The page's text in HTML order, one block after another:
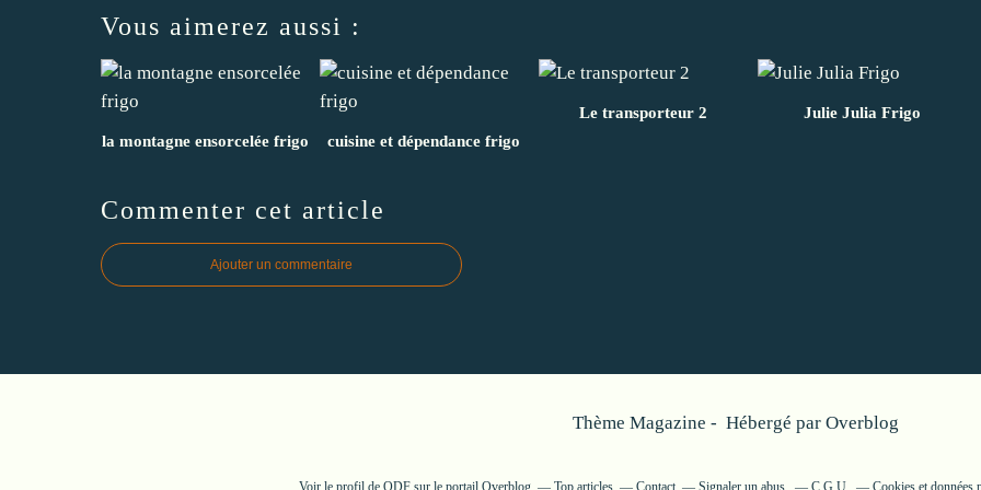
Vous aimerez aussi :
la montagne ensorcelée frigo cuisine et dépendance frigo
Le transporteur 2 Julie Julia Frigo
Commenter cet article
Ajouter un commentaire
Thème Magazine - Hébergé par Overblog
Voir le profil de ODFsur le portail Overblog Top articles Contact Signaler un abus C.G.U. Cookies et données